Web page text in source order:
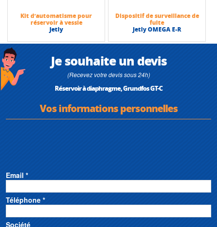
Kit d’automatisme pour
réservoir à vessie
Jetly
Dispositif de surveillance de
fuite
Jetly OMEGA E-R
Je souhaite un devis
(Recevez votre devis sous 24h)
Réservoir à diaphragme, Grundfos GT-C
Vos informations personnelles
Email *
Téléphone *
Société